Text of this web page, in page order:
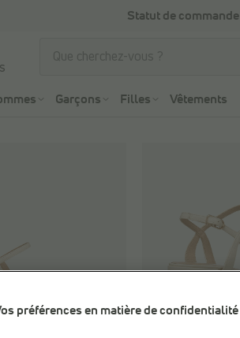
Statut de commande
Garçons Filles Vêtements
préférences en matière de confidentialité